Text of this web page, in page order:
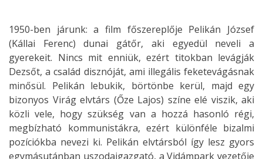
1950-ben járunk: a film főszereplője Pelikán József
(Kállai Ferenc) dunai gátőr, aki egyedül neveli a
gyerekeit. Nincs mit enniük, ezért titokban levágják
Dezsőt, a család disznóját, ami illegális feketevágásnak
minősül. Pelikán lebukik, börtönbe kerül, majd egy
bizonyos Virág elvtárs (Őze Lajos) színe elé viszik, aki
közli vele, hogy szükség van a hozzá hasonló régi,
megbízható kommunistákra, ezért különféle bizalmi
pozíciókba nevezi ki. Pelikán elvtársból így lesz gyors
egymásutánban uszodaigazgató, a Vidámpark vezetője